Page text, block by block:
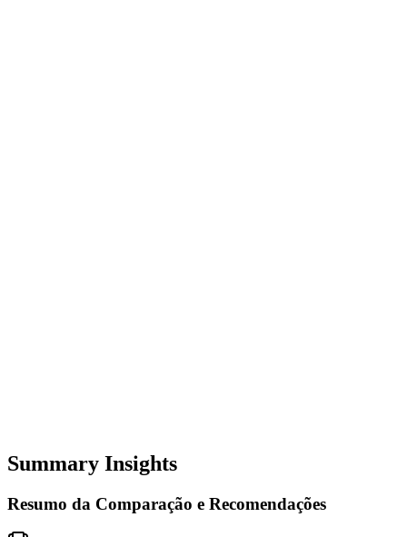
Summary Insights
Resumo da Comparação e Recomendações